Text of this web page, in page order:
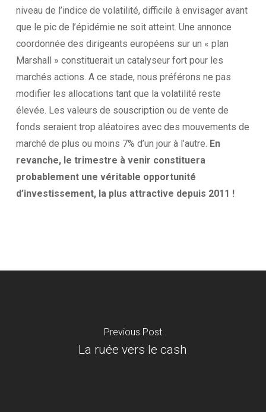
niveau de l’indice de volatilité, difficile à envisager avant
que le pic de l’épidémie ne soit atteint. Une annonce
coordonnée des dirigeants européens sur un « plan
Marshall » constituerait un catalyseur fort pour les
marchés actions. A ce stade, nous préférons ne pas
modifier les allocations tant que la volatilité reste
élevée. Les valeurs de souscription ou de vente de
fonds seraient trop aléatoires avec des mouvements de
marché de plus ou moins 7% d’un jour à l’autre. En
revanche, le trimestre à venir constituera
probablement une véritable opportunité
d’investissement, la plus attractive depuis 2011 !
Previous Post
La ruée vers le cash